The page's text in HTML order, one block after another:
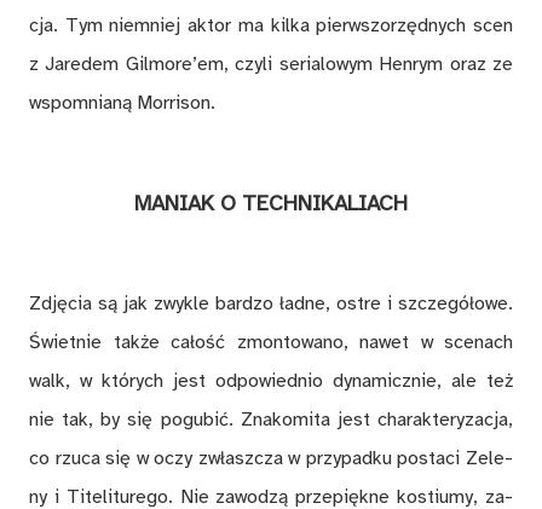
cja. Tym nie­mniej ak­tor ma kil­ka pierw­szo­rzęd­nych scen
z Ja­re­dem Gil­mo­re’em, czy­li se­ria­lo­wym Hen­rym oraz ze
wspo­mnia­ną Mor­ri­son.
MA­NIAK O TECH­NI­KA­LIACH
Zdję­cia są jak zwy­kle bar­dzo ład­ne, ostre i szcze­gó­ło­we.
Świet­nie tak­że ca­łość zmon­to­wa­no, na­wet w sce­nach
walk, w któ­rych jest od­po­wied­nio dy­na­micz­nie, ale też
nie tak, by się po­gu­bić. Zna­ko­mi­ta jest cha­rak­te­ry­za­cja,
co rzu­ca się w oczy zwłasz­cza w przy­pad­ku po­sta­ci Ze­le­
ny i Ti­te­li­tu­re­go. Nie za­wo­dzą prze­pięk­ne ko­stiu­my, za­